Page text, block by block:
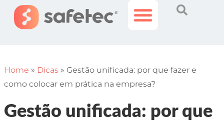
Home » Dicas » Gestão unificada: por que fazer e
como colocar em prática na empresa?
Gestão unificada: por que